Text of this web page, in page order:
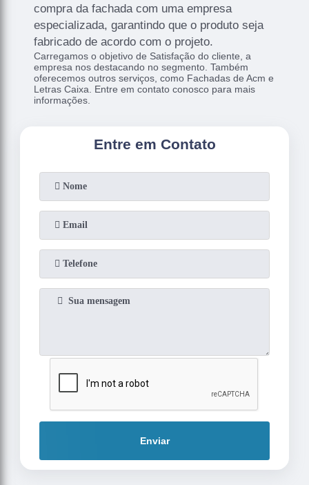
compra da fachada com uma empresa
especializada, garantindo que o produto seja
fabricado de acordo com o projeto.
Carregamos o objetivo de Satisfação do cliente, a
empresa nos destacando no segmento. Também
oferecemos outros serviços, como Fachadas de Acm e
Letras Caixa. Entre em contato conosco para mais
informações.
Entre em Contato
Enviar